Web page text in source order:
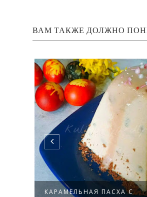
ВАМ ТАКЖЕ ДОЛЖНО
КАРАМЕЛЬНАЯ ПАСХА С